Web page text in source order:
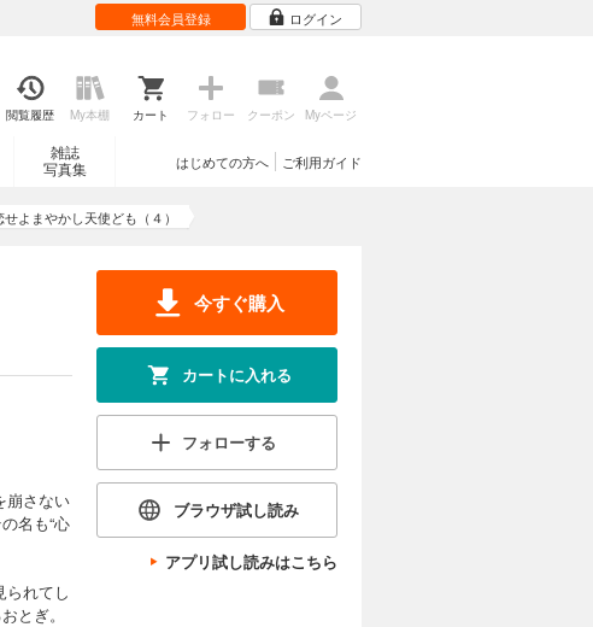
無料会員登録 ログイン
閲覧履歴 My本棚 カート フォロー クーポン Myページ
雑誌
写真集
ご利用ガイド
はじめての方へ
せよまやかし天使ども（４）
崩さない
名も“心
られてし
とぎ。
今すぐ購入
カートに入れる
フォローする
ブラウザ試し読み
アプリ試し読みはこちら